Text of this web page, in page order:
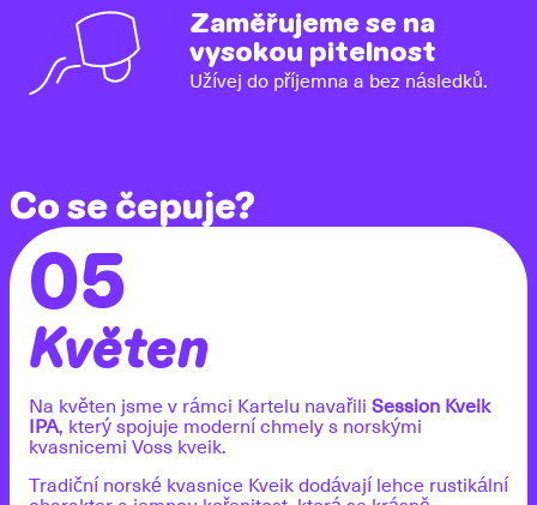
Zaměřujeme se na
vysokou pitelnost
Užívej do příjemna a bez následků.
Co se čepuje?
05
Květen
Na květen jsme v rámci Kartelu navařili Session Kveik
IPA, který spojuje moderní chmely s norskými
kvasnicemi Voss kveik.
Tradiční norské kvasnice Kveik dodávají lehce rustikální